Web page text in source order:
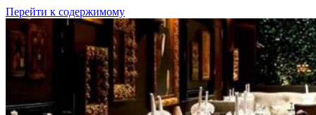
Перейти к содержимому